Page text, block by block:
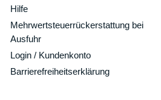
Hilfe
Mehrwertsteuerrückerstattung bei
Ausfuhr
Login / Kundenkonto
Barrierefreiheitserklärung